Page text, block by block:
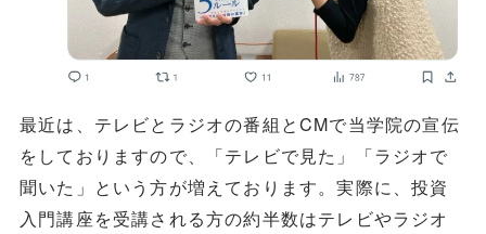
最近は、テレビとラジオの番組とCMで当学院の宣伝
をしておりますので、「テレビで見た」「ラジオで
聞いた」という方が増えております。実際に、投資
入門講座を受講される方の約半数はテレビやラジオ